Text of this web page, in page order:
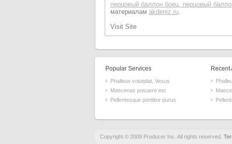
перцовый баллон боец, перцовый
материалам akdeniz.ru.
Visit Site
Popular Services
Phalleus volutplat, Vesus
Maecenas posuere est
Pellentesque porttitor purus
Recent
Copyright © 2009 Producer Inc. All rights reserved.